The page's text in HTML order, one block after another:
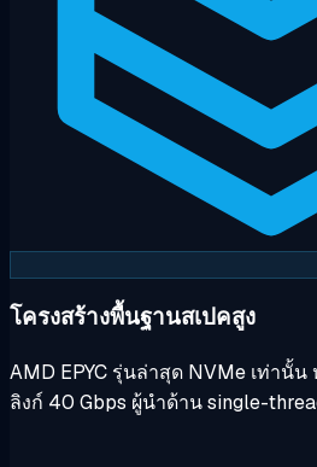
โครงสร้างพื้นฐานสเปคสูง
AMD EPYC รุ่นล่าสุด NVMe เท่านั้
ลิงก์ 40 Gbps ผู้นำด้าน single-